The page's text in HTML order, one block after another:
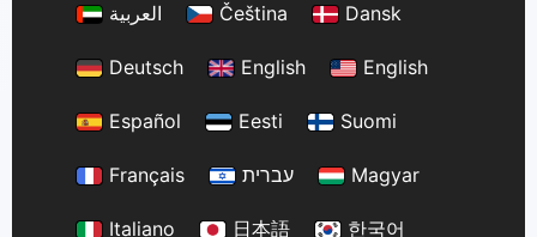
العربية
Čeština Dansk
Deutsch English English
Español Eesti Suomi
Français עברית Magyar
Italiano 日本語 한국어